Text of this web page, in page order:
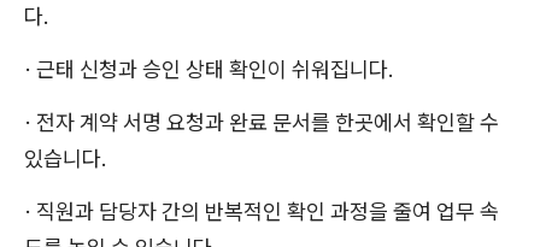
다.
· 근태 신청과 승인 상태 확인이 쉬워집니다.
· 전자 계약 서명 요청과 완료 문서를 한곳에서 확인할 수
있습니다.
· 직원과 담당자 간의 반복적인 확인 과정을 줄여 업무 속